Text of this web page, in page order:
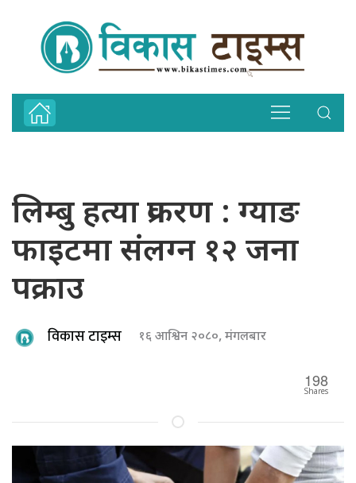
लिम्बु हत्या प्रकरण : ग्याङ
फाइटमा संलग्न १२ जना
पक्राउ
विकास टाइम्स १६ आश्विन २०८०, मंगलबार
198
Shares